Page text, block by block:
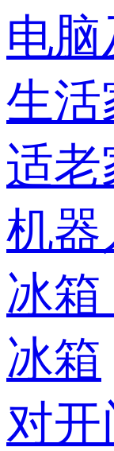
电
生活
适老
机器
冰箱
冰箱
对开